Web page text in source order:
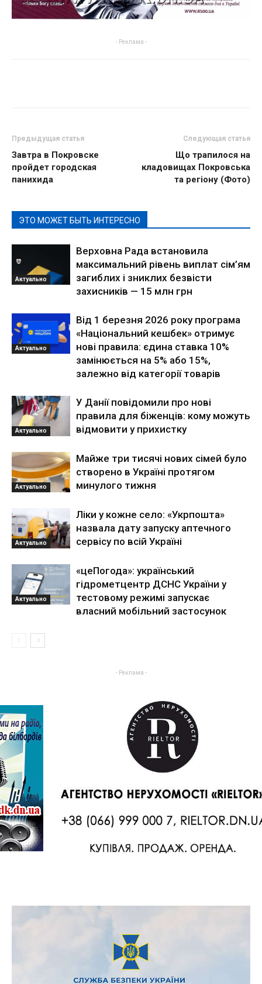
- Реклама -
Предыдущая статья
Завтра в Покровске
пройдет городская
панихида
Следующая статья
Що трапилося на
кладовищах Покровська
та регіону (Фото)
ЭТО МОЖЕТ БЫТЬ ИНТЕРЕСНО
Актуально
Верховна Рада встановила
максимальний рівень виплат сім’ям
загиблих і зниклих безвісти
захисників — 15 млн грн
Актуально
Від 1 березня 2026 року програма
«Національний кешбек» отримує
нові правила: єдина ставка 10%
замінюється на 5% або 15%,
залежно від категорії товарів
Актуально
У Данії повідомили про нові
правила для біженців: кому можуть
відмовити у прихистку
Актуально
Майже три тисячі нових сімей було
створено в Україні протягом
минулого тижня
Актуально
Ліки у кожне село: «Укрпошта»
назвала дату запуску аптечного
сервісу по всій Україні
Актуально
«цеПогода»: український
гідрометцентр ДСНС України у
тестовому режимі запускає
власний мобільний застосунок
- Реклама -